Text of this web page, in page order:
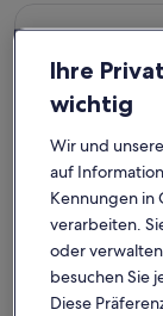
Premium-Gastgeber
Weitere Infos
Ihre
wichtig
Wir und unsere
auf
Kennungen in
verarbeiten.
oder
besuchen Sie
Diese